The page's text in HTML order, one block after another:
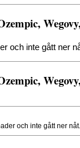
och inte gått ner
och inte gått ner